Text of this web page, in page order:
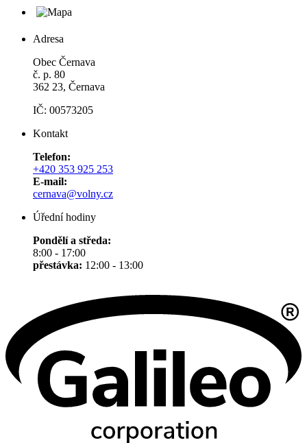
Adresa
Obec Černava
č. p. 80
362 23, Černava
IČ: 00573205
Kontakt
Telefon:
+420 353 925 253
E-mail:
cernava@volny.cz
Úřední hodiny
Pondělí a středa:
8:00 - 17:00
přestávka: 12:00 - 13:00